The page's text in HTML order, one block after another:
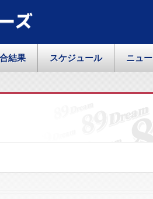
ズ
結果 スケジュール ニュ